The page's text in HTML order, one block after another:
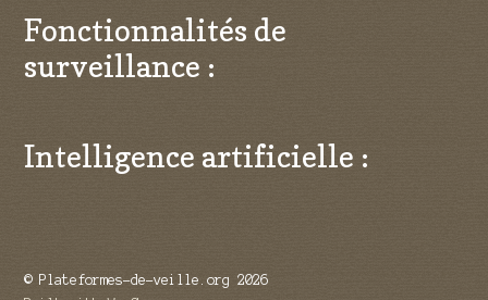
Fonctionnalités de
surveillance :
Intelligence artificielle :
© Plateformes-de-veille.org 2026